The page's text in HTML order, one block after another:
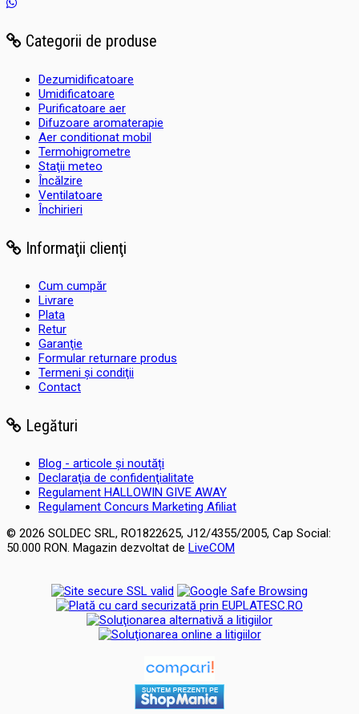
Categorii de produse
Dezumidificatoare
Umidificatoare
Purificatoare aer
Difuzoare aromaterapie
Aer conditionat mobil
Termohigrometre
Staţii meteo
Încălzire
Ventilatoare
Închirieri
Informaţii clienţi
Cum cumpăr
Livrare
Plata
Retur
Garanţie
Formular returnare produs
Termeni şi condiţii
Contact
Legături
Blog - articole și noutăți
Declaraţia de confidenţialitate
Regulament HALLOWIN GIVE AWAY
Regulament Concurs Marketing Afiliat
© 2026 SOLDEC SRL, RO1822625, J12/4355/2005, Cap Social:
50.000 RON. Magazin dezvoltat de LiveCOM